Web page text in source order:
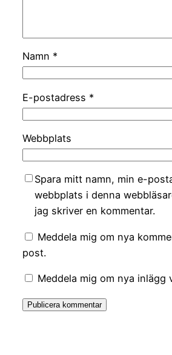
Namn *
E-postadress *
Webbplats
Spara mitt namn, min e-
webbplats i denna
jag skriver en kommentar.
Meddela mig om nya
post.
Meddela mig om nya inlägg